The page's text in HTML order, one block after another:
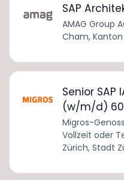
SAP
AMAG Group
Cham, Kanton
Senior SAP
(w/m/d)
Migros-
Vollzeit oder
Zürich, Stadt